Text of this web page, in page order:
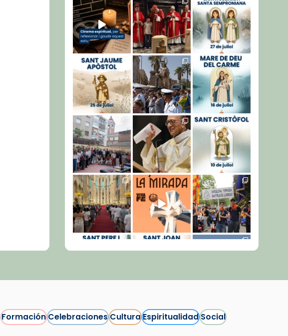
FormaciónCelebracionesCulturaEspiritualidadSocial